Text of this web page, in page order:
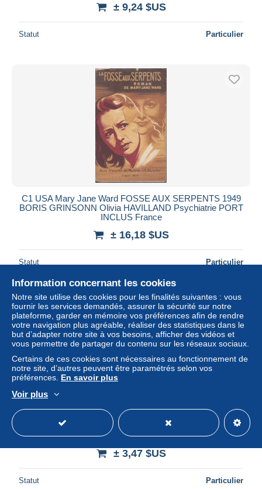
± 9,24 $US
Statut Particulier
C1 USA Mary Jane Ward FOSSE AUX SERPENTS 1949
BORIS GRINSONN Olivia HAVILLAND Psychiatrie PORT
INCLUS France
± 16,18 $US
Statut Particulier
Z586 - SERIE COMPLETE 11 CARTES TOPPS - THE
ROCKETEER
± 3,47 $US
Statut Particulier
Information concernant les cookies
Notre site utilise des cookies pour les finalités suivantes : vous
fournir les services demandés, assurer la sécurité sur notre
plateforme, garder en mémoire vos préférences afin de rendre
votre navigation plus agréable, réaliser des statistiques dans le
but d’adapter notre site à vos besoins, afficher des vidéos et
vous permettre de partager du contenu sur les réseaux sociaux.
Certains de ces cookies sont nécessaires au fonctionnement de
notre site, d’autres peuvent être paramétrés selon vos
préférences. En savoir plus
Voir plus